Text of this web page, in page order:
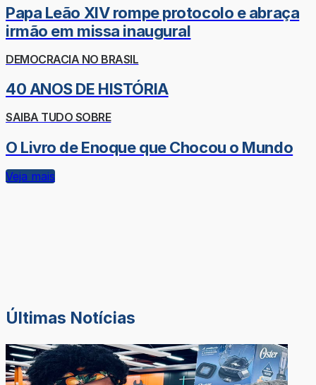
Papa Leão XIV rompe protocolo e abraça
irmão em missa inaugural
DEMOCRACIA NO BRASIL
40 ANOS DE HISTÓRIA
SAIBA TUDO SOBRE
O Livro de Enoque que Chocou o Mundo
Veja mais
Últimas Notícias